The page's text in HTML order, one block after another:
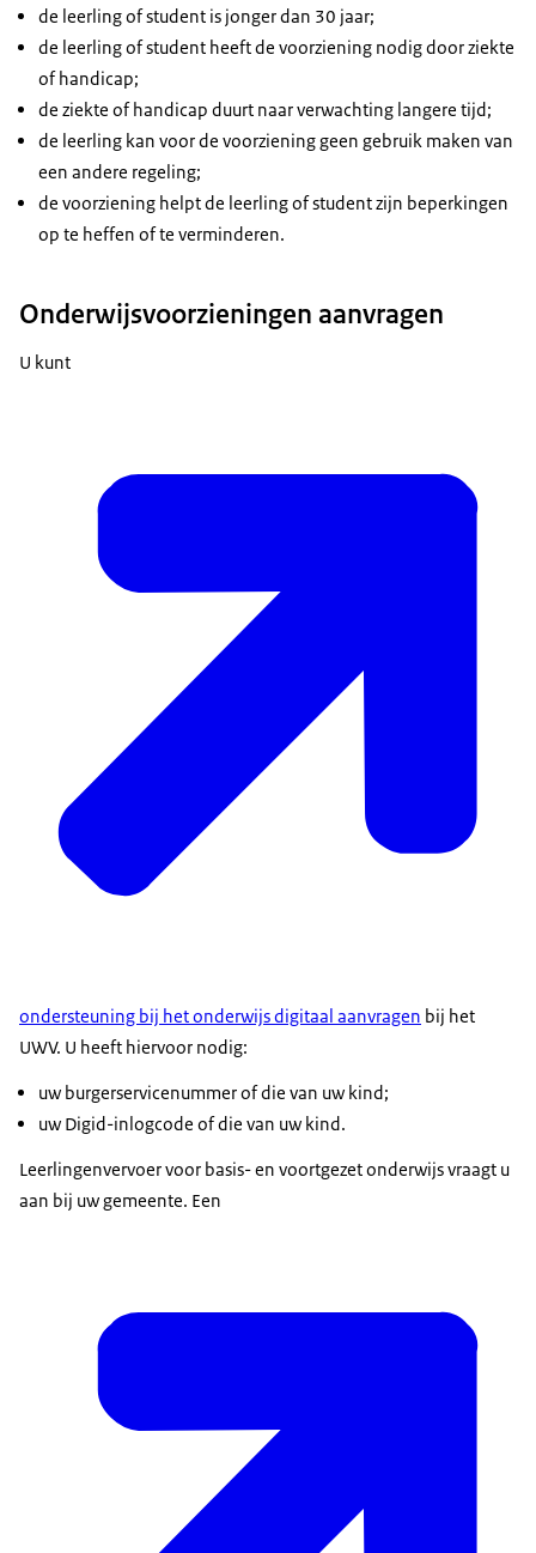
de leerling of student is jonger dan 30 jaar;
de leerling of student heeft de voorziening nodig door ziekte
of handicap;
de ziekte of handicap duurt naar verwachting langere tijd;
de leerling kan voor de voorziening geen gebruik maken van
een andere regeling;
de voorziening helpt de leerling of student zijn beperkingen
op te heffen of te verminderen.
Onderwijsvoorzieningen aanvragen
U kunt
ondersteuning bij het onderwijs digitaal aanvragen bij het
UWV. U heeft hiervoor nodig:
uw burgerservicenummer of die van uw kind;
uw Digid-inlogcode of die van uw kind.
Leerlingenvervoer voor basis- en voortgezet onderwijs vraagt u
aan bij uw gemeente. Een